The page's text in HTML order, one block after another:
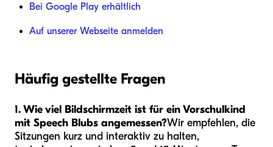
Bei Google Play erhältlich
Auf unserer Webseite anmelden
Häufig gestellte Fragen
1. Wie viel Bildschirmzeit ist für ein Vorschulkind
mit Speech Blubs angemessen?Wir empfehlen, die
Sitzungen kurz und interaktiv zu halten,